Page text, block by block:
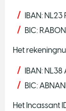
IBAN:
BIC:
Het
IBAN:
BIC:
Het Incassant